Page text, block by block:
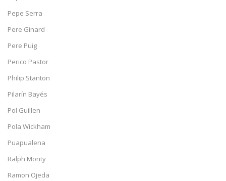
Pepe Serra
Pere Ginard
Pere Puig
Perico Pastor
Philip Stanton
Pilarín Bayés
Pol Guillen
Pola Wickham
Puapualena
Ralph Monty
Ramon Ojeda